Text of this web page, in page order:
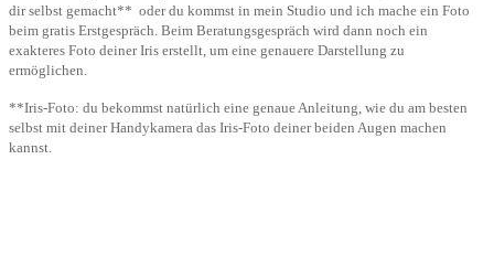
dir selbst gemacht** oder du kommst in mein Studio und ich mache ein Foto
beim gratis Erstgespräch. Beim Beratungsgespräch wird dann noch ein
exakteres Foto deiner Iris erstellt, um eine genauere Darstellung zu
ermöglichen.
**Iris-Foto: du bekommst natürlich eine genaue Anleitung, wie du am besten
selbst mit deiner Handykamera das Iris-Foto deiner beiden Augen machen
kannst.